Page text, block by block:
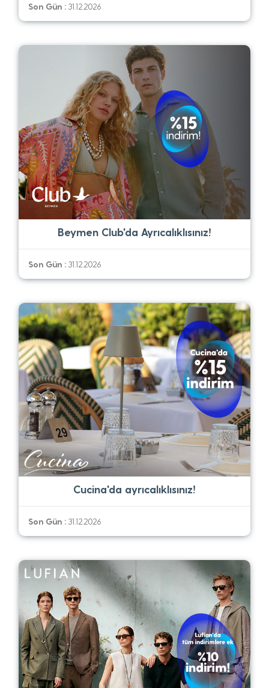
Son Gün : 31.12.2026
Beymen Club'da Ayrıcalıklısınız!
Son Gün : 31.12.2026
Cucina'da ayrıcalıklısınız!
Son Gün : 31.12.2026